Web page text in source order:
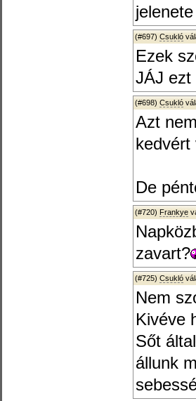
jelenete
(#697) Csukló
Ezek
JÁJ ezt
(#698) Csukló
Azt
kedvért
De
(#720) Frankye
zavart?
(#725) Csukló
Nem
Kivéve
Sőt
állunk